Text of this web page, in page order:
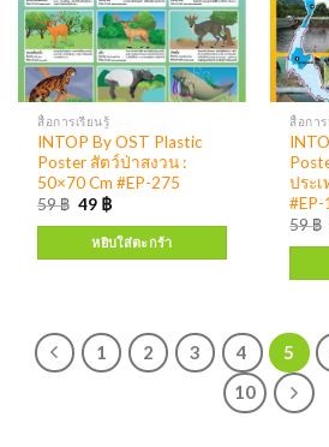
สื่อการเรียนรู้
INTOP By OST Plastic
Poster สัตว์ป่าสงวน :
50×70 Cm #EP-275
59฿ 49 ฿
หยิบใส่ตะกร้า
สื่อการ
ประ
59฿
1 2 3 4 5
10